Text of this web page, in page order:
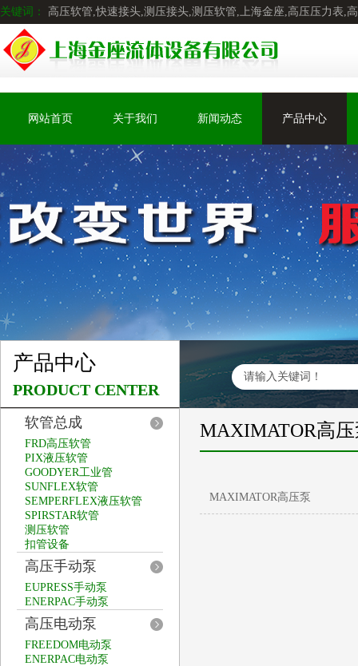
关键词： 高压软管,快速接头,测压接头,测压软管,上海金座,高压压力表,
网站首页 关于我们 新闻动态 产品中心
产品中心
PRODUCT CENTER
软管总成
FRD高压软管
PIX液压软管
GOODYER工业管
SUNFLEX软管
SEMPERFLEX液压软管
SPIRSTAR软管
测压软管
扣管设备
高压手动泵
EUPRESS手动泵
ENERPAC手动泵
高压电动泵
FREEDOM电动泵
ENERPAC电动泵
MAXIMATOR高
MAXIMATOR高压泵